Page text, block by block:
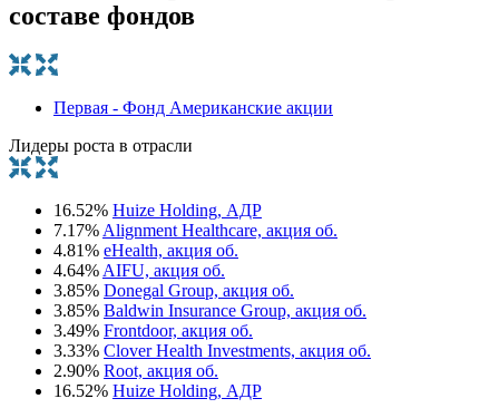
составе фондов
Первая - Фонд Американские акции
Лидеры роста в отрасли
16.52% Huize Holding, АДР
7.17% Alignment Healthcare, акция об.
4.81% eHealth, акция об.
4.64% AIFU, акция об.
3.85% Donegal Group, акция об.
3.85% Baldwin Insurance Group, акция об.
3.49% Frontdoor, акция об.
3.33% Clover Health Investments, акция об.
2.90% Root, акция об.
16.52% Huize Holding, АДР